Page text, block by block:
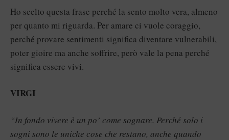
Ho scelto questa frase perché la sento molto vera, almeno
per quanto mi riguarda. Per amare ci vuole coraggio,
perché provare sentimenti significa diventare vulnerabili,
poter gioire ma anche soffrire, però vale la pena perché
significa essere vivi.
VIRGI
“In fondo vivere è un po’ come sognare. Perché solo i
sogni sono le uniche cose che restano, anche quando